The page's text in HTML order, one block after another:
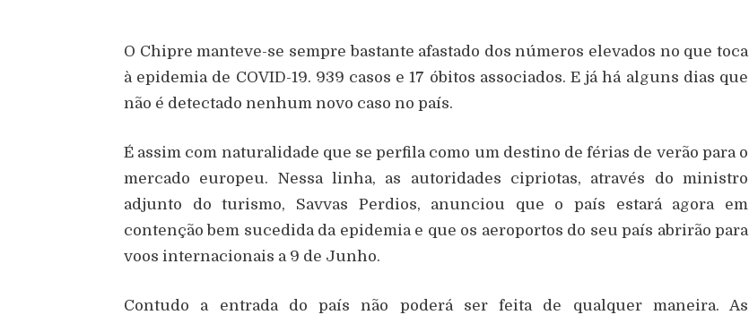
O Chipre manteve-se sempre bastante afastado dos números elevados no que toca
à epidemia de COVID-19. 939 casos e 17 óbitos associados. E já há alguns dias que
não é detectado nenhum novo caso no país.
É assim com naturalidade que se perfila como um destino de férias de verão para o
mercado europeu. Nessa linha, as autoridades cipriotas, através do ministro
adjunto do turismo, Savvas Perdios, anunciou que o país estará agora em
contenção bem sucedida da epidemia e que os aeroportos do seu país abrirão para
voos internacionais a 9 de Junho.
Contudo a entrada do país não poderá ser feita de qualquer maneira. As